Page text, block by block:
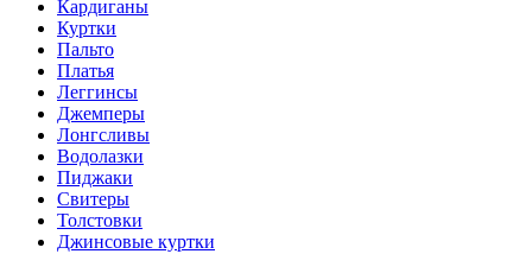
Кардиганы
Куртки
Пальто
Платья
Леггинсы
Джемперы
Лонгсливы
Водолазки
Пиджаки
Свитеры
Толстовки
Джинсовые куртки